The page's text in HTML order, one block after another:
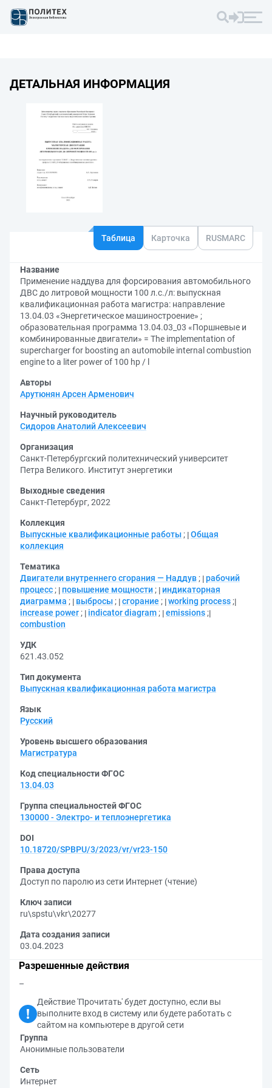
ДЕТАЛЬНАЯ ИНФОРМАЦИЯ
Таблица Карточка RUSMARC
Название
Применение наддува для форсирования автомобильного
ДВС до литровой мощности 100 л.с./л: выпускная
квалификационная работа магистра: направление
13.04.03 «Энергетическое машиностроение» ;
образовательная программа 13.04.03_03 «Поршневые и
комбинированные двигатели» = The implementation of
supercharger for boosting an automobile internal combustion
engine to a liter power of 100 hp / l
Авторы
Арутюнян Арсен Арменович
Научный руководитель
Сидоров Анатолий Алексеевич
Организация
Санкт-Петербургский политехнический университет
Петра Великого. Институт энергетики
Выходные сведения
Санкт-Петербург, 2022
Коллекция
Выпускные квалификационные работы ; Общая
коллекция
Тематика
Двигатели внутреннего сгорания — Наддув ; рабочий
процесс ; повышение мощности ;
индикаторная
диаграмма ; выбросы ; сгорание ; working process ;
increase power ; indicator diagram ; emissions ;
combustion
УДК
621.43.052
Тип документа
Выпускная квалификационная работа магистра
Язык
Русский
Уровень высшего образования
Магистратура
Код специальности ФГОС
13.04.03
Группа специальностей ФГОС
130000 - Электро- и теплоэнергетика
DOI
10.18720/SPBPU/3/2023/vr/vr23-150
Права доступа
Доступ по паролю из сети Интернет (чтение)
Ключ записи
ru\spstu\vkr\20277
Дата создания записи
03.04.2023
Разрешенные действия
–
Действие 'Прочитать' будет доступно, если вы
выполните вход в систему или будете работать с
сайтом на компьютере в другой сети
Группа
Анонимные пользователи
Сеть
Интернет